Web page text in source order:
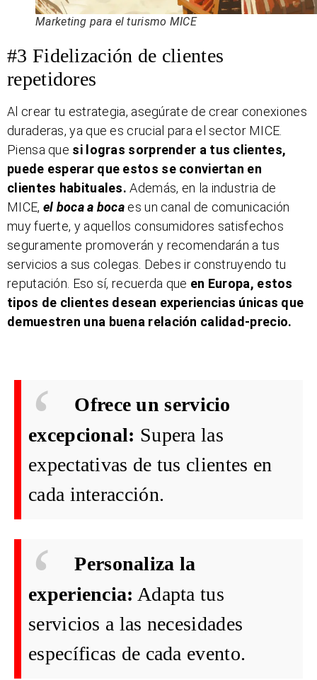
Marketing para el turismo MICE
#3 Fidelización de clientes
repetidores
Al crear tu estrategia, asegúrate de crear conexiones
duraderas, ya que es crucial para el sector MICE.
Piensa que si logras sorprender a tus clientes,
puede esperar que estos se conviertan en
clientes habituales. Además, en la industria de
MICE, el boca a boca es un canal de comunicación
muy fuerte, y aquellos consumidores satisfechos
seguramente promoverán y recomendarán a tus
servicios a sus colegas. Debes ir construyendo tu
reputación. Eso sí, recuerda que en Europa, estos
tipos de clientes desean experiencias únicas que
demuestren una buena relación calidad-precio.
Ofrece un servicio
excepcional: Supera las
expectativas de tus clientes en
cada interacción.
Personaliza la
experiencia: Adapta tus
servicios a las necesidades
específicas de cada evento.